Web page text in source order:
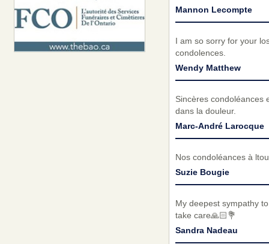
Mannon Lecompte
I am so sorry for your
condolences.
Wendy Matthew
Sincères condoléances
dans la douleur.
Marc-André Larocque
Nos condoléances à
Suzie Bougie
My deepest sympathy
take care🙏🏻💐
Sandra Nadeau